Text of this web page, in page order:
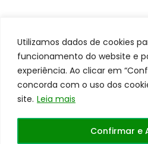
Utilizamos dados de cookies
funcionamento do website e
experiência. Ao clicar em
concorda com o uso dos
site. Leia mais
Confirmar e
Todos os direitos